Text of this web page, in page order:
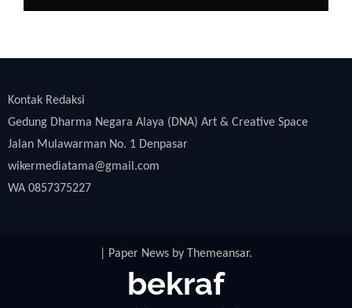
Kontak Redaksi
Gedung Dharma Negara Alaya (DNA) Art & Creative Space
Jalan Mulawarman No. 1 Denpasar
wikermediatama@gmail.com
WA 0857375227
Paper News by Themeansar.
bekraf